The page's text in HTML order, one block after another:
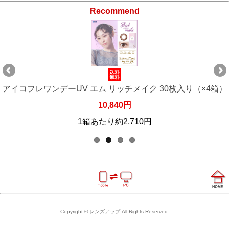
Recommend
アイコフレワンデーUV エム リッチメイク 30枚入り（×4箱）
10,840円
1箱あたり約2,710円
Copyright © レンズアップ All Rights Reserved.